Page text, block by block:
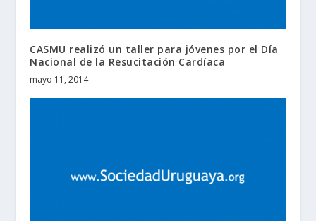
CASMU realizó un taller para jóvenes por el Día
Nacional de la Resucitación Cardíaca
mayo 11, 2014